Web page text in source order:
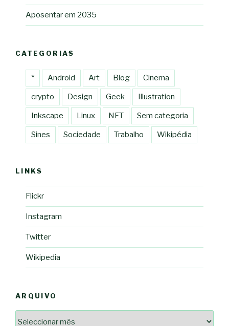
Aposentar em 2035
CATEGORIAS
* Android Art Blog Cinema
crypto Design Geek Illustration
Inkscape Linux NFT Sem categoria
Sines Sociedade Trabalho Wikipédia
LINKS
Flickr
Instagram
Twitter
Wikipedia
ARQUIVO